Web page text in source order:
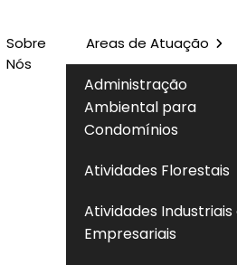
Sobre
Nós
Areas de Atuação
Administração
Ambiental para
Condomínios
Atividades Florestais
Atividades Industriais
Empresariais
Licença
- SP
Consulta Licença Cetesb na
licença cetesbé o